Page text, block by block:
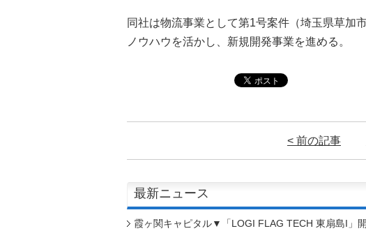
同社は物流事業として第1号案件（埼玉県草加
ノウハウを活かし、新規開発事業を進める。
< 前の記事
最新ニュース
霞ヶ関キャピタル▼「LOGI FLAG TECH 東扇島I」